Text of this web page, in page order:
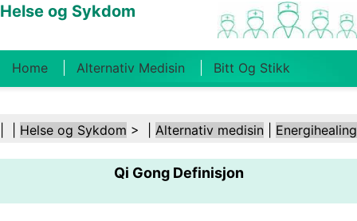
Helse og Sykdom
Home Alternativ Medisin Bitt Og Stikk
Kosthold Og Ernæring Familiehelse
Psykisk Helse Folkehelse Og
Sikkerhet Kirurgi Og Prosedyrer Helse
Helse og Sykdom > | Alternativ medisin Energihealing
Qi Gong Definisjon